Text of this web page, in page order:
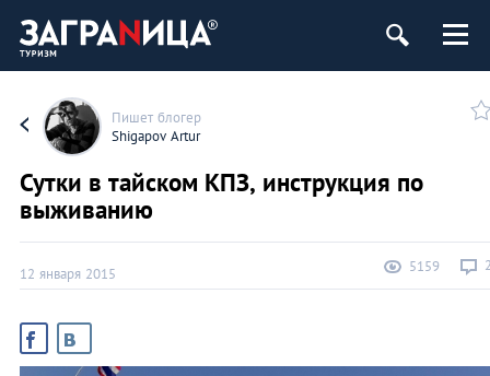
Пишет блогер
Shigapov Artur
Сутки в тайском КПЗ, инструкция по
выживанию
12 января 2015 5159